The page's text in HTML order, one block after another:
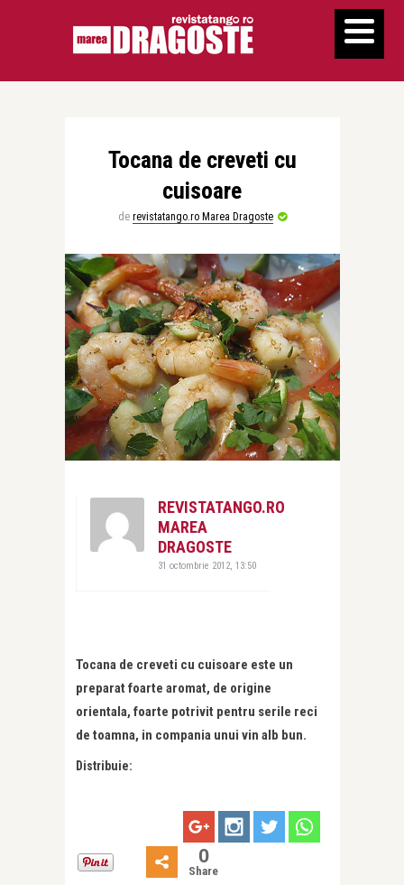
Tocana de creveti cu
cuisoare
de revistatango.ro Marea Dragoste
REVISTATANGO.RO
MAREA
DRAGOSTE
31 octombrie 2012, 13:50
Tocana de creveti cu cuisoare este un
preparat foarte aromat, de origine
orientala, foarte potrivit pentru serile reci
de toamna, in compania unui vin alb bun.
Distribuie:
0
Share